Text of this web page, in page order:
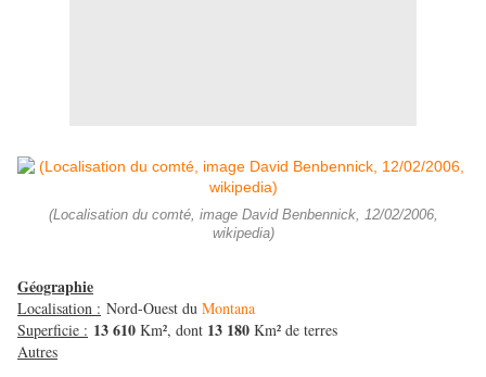
(Localisation du comté, image David Benbennick, 12/02/2006,
wikipedia)
Géographie
Localisation : Nord-Ouest du Montana
Superficie : 13 610 Km², dont 13 180 Km² de terres
Autres